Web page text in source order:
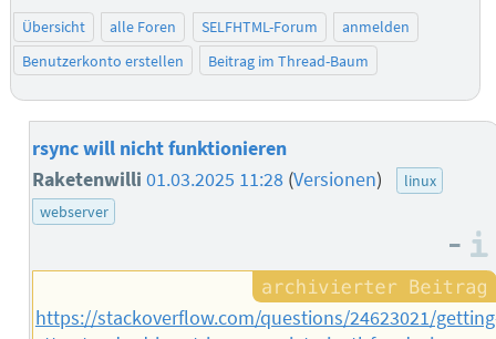
Übersicht alle Foren SELFHTML-Forum
anmelden
Benutzerkonto erstellen
Beitrag im Thread-Baum
rsync will nicht funktionieren
Raketenwilli01.03.2025 11:28 (Versionen)
linux
webserver
–
https://stackoverflow.com/questions/24623021/